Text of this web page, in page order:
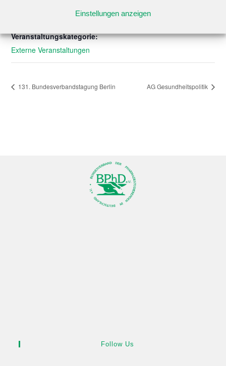
Einstellungen anzeigen
Veranstaltungskategorie:
Externe Veranstaltungen
131. Bundesverbandstagung Berlin AG Gesundheitspolitik
Follow Us